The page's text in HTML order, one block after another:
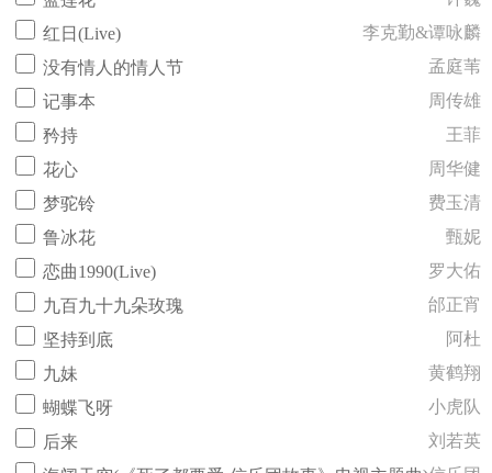
红日(Live)
李克勤&谭咏麟
没有情人的情人节
孟庭苇
记事本
周传雄
矜持
王菲
花心
周华健
梦驼铃
费玉清
鲁冰花
甄妮
恋曲1990(Live)
罗大佑
九百九十九朵玫瑰
邰正宵
坚持到底
阿杜
九妹
黄鹤翔
蝴蝶飞呀
小虎队
后来
刘若英